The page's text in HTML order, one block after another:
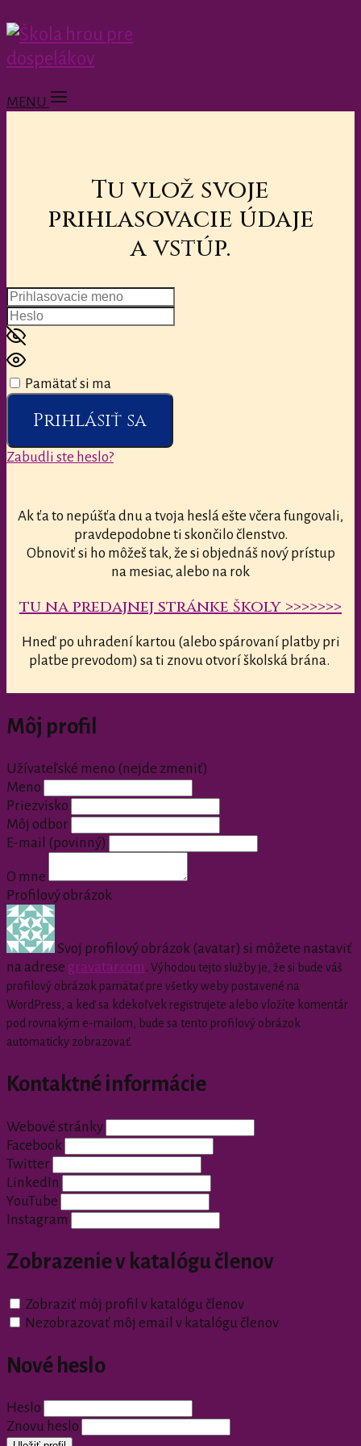
MENU
Tu vlož svoje
prihlasovacie údaje
a vstúp.
Pamätať si ma
Prihlásiť sa
Zabudli ste heslo?
Ak ťa to nepúšťa dnu a tvoja heslá ešte včera fungovali,
pravdepodobne ti skončilo členstvo.
Obnoviť si ho môžeš tak, že si objednáš nový prístup
na mesiac, alebo na rok
tu na predajnej stránke školy >>>>>>>
Hneď po uhradení kartou (alebo spárovaní platby pri
platbe prevodom) sa ti znovu otvorí školská brána.
Môj profil
Užívateľské meno (nejde zmeniť)
Meno
Priezvisko
Môj odbor
E-mail
(povinný)
O mne
Profilový obrázok
Svoj profilový obrázok (avatar) si môžete nastaviť
na adrese gravatar.com . Výhodou tejto služby je, že si bude váš
profilový obrázok pamätať pre všetky weby postavené na
WordPress, a keď sa kdekoľvek registrujete alebo vložíte komentár
pod rovnakým e-mailom, bude sa tento profilový obrázok
automaticky zobrazovať.
Kontaktné informácie
Webové stránky
Facebook
Twitter
LinkedIn
YouTube
Instagram
Zobrazenie v katalógu členov
Zobraziť môj profil v katalógu členov
Nezobrazovať môj email v katalógu členov
Nové heslo
Heslo
Znovu heslo